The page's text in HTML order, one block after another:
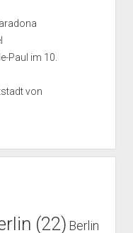
Paul im 10.
von
(22) Berlin